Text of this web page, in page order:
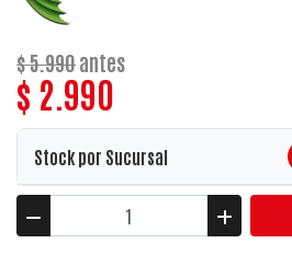
$ 5.990antes
$ 2.990
Stock por Sucursal